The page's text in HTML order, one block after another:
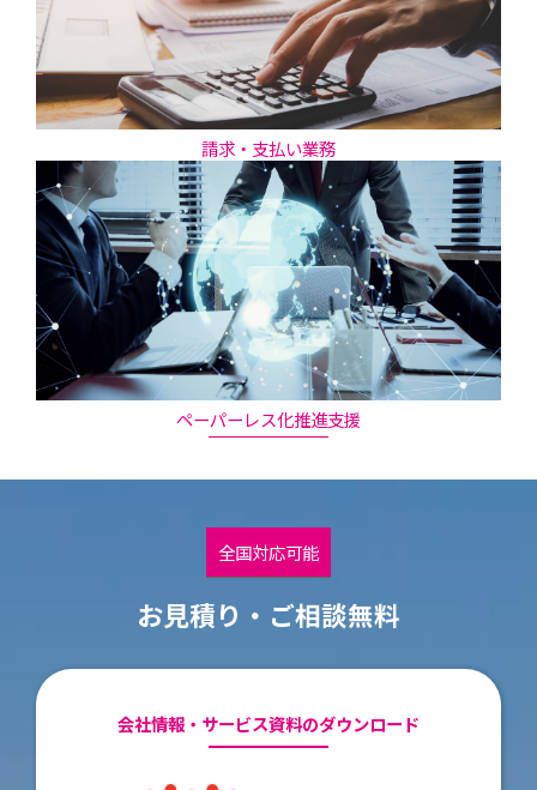
請求・支払い業務
ペーパーレス化推進支援
全国対応可能
お見積り・ご相談無料
会社情報・サービス資料のダウンロード